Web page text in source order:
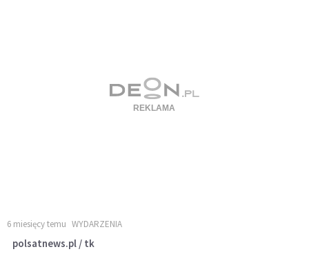
6 miesięcy temu WYDARZENIA
polsatnews.pl / tk